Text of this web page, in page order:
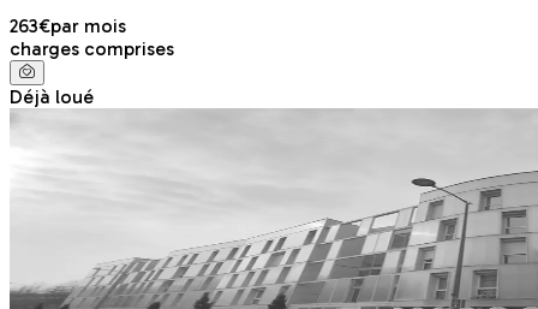
263€par mois
charges comprises
Déjà loué